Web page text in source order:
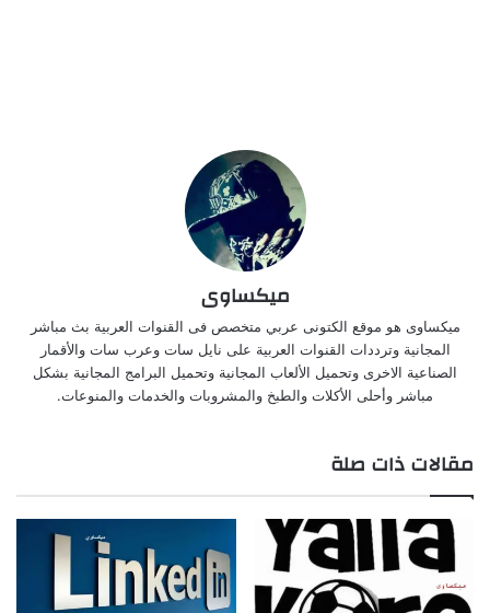
ميكساوى
ميكساوى هو موقع الكتونى عربي متخصص فى القنوات العربية بث مباشر
المجانية وترددات القنوات العربية على نايل سات وعرب سات والأقمار
الصناعية الاخرى وتحميل الألعاب المجانية وتحميل البرامج المجانية بشكل
مباشر وأحلى الأكلات والطبخ والمشروبات والخدمات والمنوعات.
مقالات ذات صلة